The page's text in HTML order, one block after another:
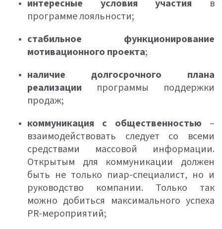
интересные условия участия в
программе лояльности;
стабильное функционирование
мотивационного проекта;
наличие долгосрочного плана
реализации программы поддержки
продаж;
коммуникация с общественностью –
взаимодействовать следует со всеми
средствами массовой информации.
Открытым для коммуникации должен
быть не только пиар-специалист, но и
руководство компании. Только так
можно добиться максимального успеха
PR-мероприятий;